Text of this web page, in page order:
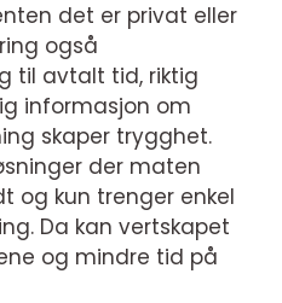
det er privat eller
også
til avtalt tid, riktig
informasjon om
skaper trygghet.
der maten
og kun trenger enkel
Da kan vertskapet
og mindre tid på